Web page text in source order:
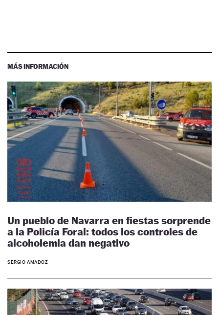
MÁS INFORMACIÓN
Un pueblo de Navarra en fiestas sorprende
a la Policía Foral: todos los controles de
alcoholemia dan negativo
SERGIO AMADOZ